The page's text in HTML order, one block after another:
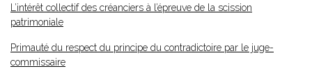
L’intérêt collectif des créanciers à l’épreuve de la scission
patrimoniale
Primauté du respect du principe du contradictoire par le juge-
commissaire